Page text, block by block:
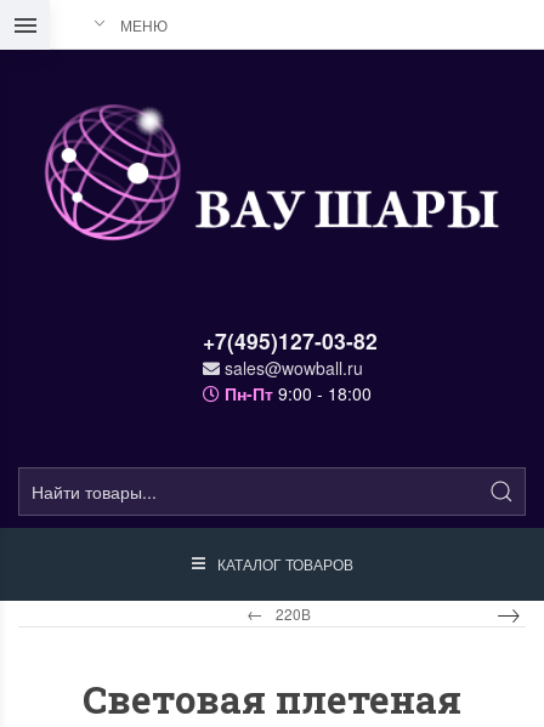
МЕНЮ
+7(495)127-03-82
sales@wowball.ru
Пн-Пт 9:00 - 18:00
КАТАЛОГ ТОВАРОВ
220В
Световая плетеная